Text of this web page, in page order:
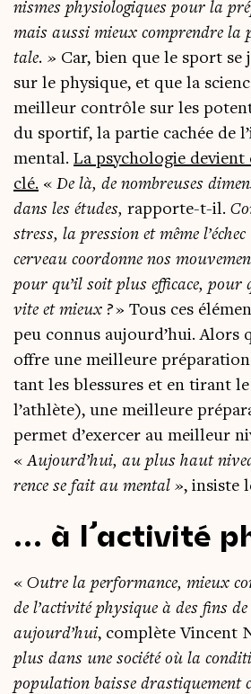
nismes phy­sio­lo­giques pour la
mais aus­si mieux com­prendre
tale. » Car, bien que le sport se
sur le phy­sique, et que la
meilleur contrôle sur les
du spor­tif, la par­tie cachée de
men­tal. La psy­cho­lo­gie
clé. « De là, de nom­breuses
dans les études, rap­porte-t-il.
stress, la pres­sion et même
cer­veau coor­donne nos
pour qu’il soit plus effi­cace, pour
vite et mieux ?» Tous ces
peu connus aujourd’hui. Alors
offre une meilleure
tant les bles­sures et en tirant
l’athlète), une meilleure
per­met d’exercer au meilleur
«Aujourd’hui, au plus haut
rence se fait au men­tal », insiste
… à l’activité
« Outre la per­for­mance, mieux
de l’activité phy­sique à des fins
aujourd’hui, com­plète Vincent
plus dans une socié­té où la
popu­la­tion baisse dras­ti­que­ment